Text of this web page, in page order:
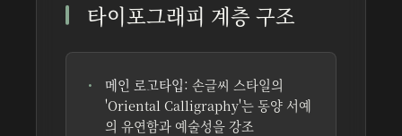
타이포그래피 계층 구조
메인 로고타입: 손글씨 스타일의
'Oriental Calligraphy'는 동양 서예
의 유연함과 예술성을 강조